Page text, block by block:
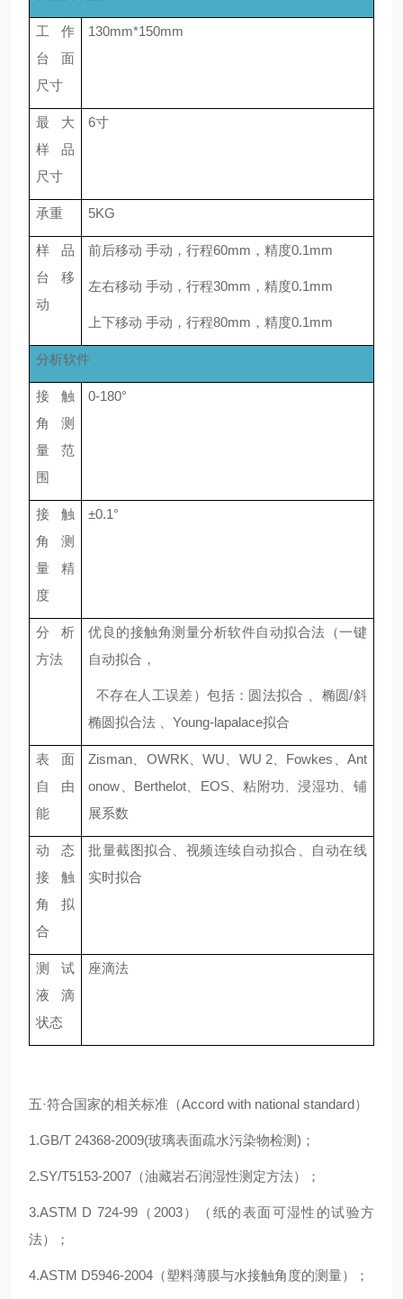
工作
台面
尺寸
130mm*150mm
最大
样品
尺寸
6寸
承重 5KG
样品
台移
动
前后移动 手动，行程60mm，精度0.1mm
左右移动 手动，行程30mm，精度0.1mm
上下移动 手动，行程80mm，精度0.1mm
分析软件
接触
角测
量范
围
0-180°
接触
角测
量精
度
±0.1°
分析
方法
优良的接触角测量分析软件自动拟合法（一键
自动拟合，
不存在人工误差）包括：圆法拟合 、椭圆/斜
椭圆拟合法 、Young-lapalace拟合
表面
自由
能
Zisman、OWRK、WU、WU 2、Fowkes、Ant
onow、Berthelot、EOS、粘附功、浸湿功、铺
展系数
动态
接触
角拟
合
批量截图拟合、视频连续自动拟合、自动在线
实时拟合
测试
液滴
状态
座滴法
五·符合国家的相关标准（Accord with national standard）
1.GB/T 24368-2009(玻璃表面疏水污染物检测) ；
2.SY/T5153-2007（油藏岩石润湿性测定方法） ；
3.ASTM D 724-99（2003）（纸的表面可湿性的试验方
法）
；
4.ASTM D5946-2004（塑料薄膜与水接触角度的测量） ；